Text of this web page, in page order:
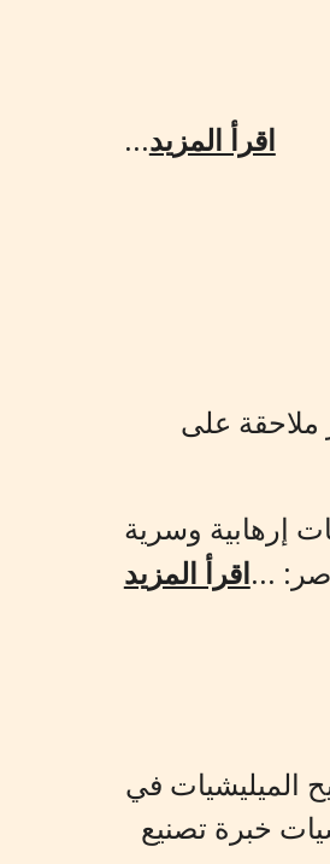
...اقرأ المزيد
ملاحقة على
إرهابية وسرية
... اقرأ المزيد
الميليشيات في
خبرة تصنيع